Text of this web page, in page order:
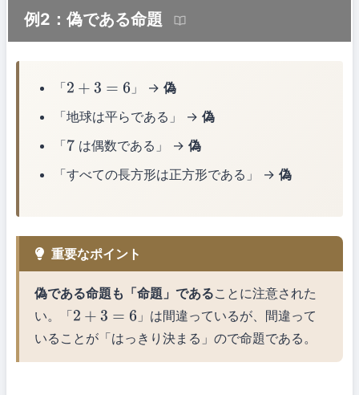
例2：偽である命題
「2 +3 =6 」 →偽
「地球は平らである」 →偽
「 7 は偶数である」 →偽
「すべての長方形は正方形である」 →偽
重要なポイント
偽である命題も「命題」であることに注意された
い。「2 +3 =6
」は間違っているが、間違って
いることが「はっきり決まる」ので命題である。